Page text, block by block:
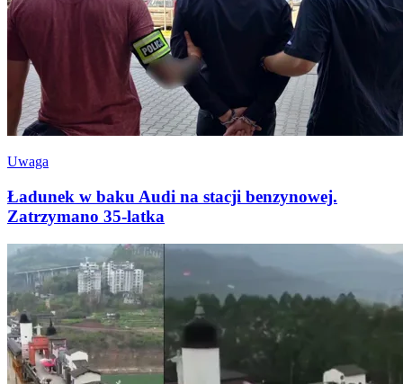
Uwaga
Ładunek w baku Audi na stacji benzynowej.
Zatrzymano 35-latka